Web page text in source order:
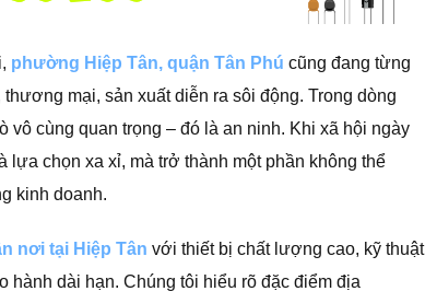
phường Hiệp Tân, quận Tân Phú cũng đang từng
mại, sản xuất diễn ra sôi động. Trong dòng
cùng quan trọng – đó là an ninh. Khi xã hội ngày
lựa chọn xa xỉ, mà trở thành một phần không thể
kinh doanh.
nơi tại Hiệp Tân với thiết bị chất lượng cao, kỹ thuật
hành dài hạn. Chúng tôi hiểu rõ đặc điểm địa